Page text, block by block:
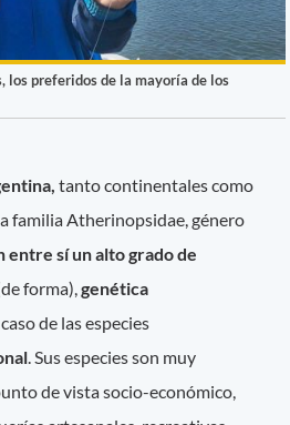
los preferidos de la mayoría de los
tanto continentales como
familia Atherinopsidae, género
entre sí un alto grado de
forma),genética
de las especies
. Sus especies son muy
de vista socio-económico,